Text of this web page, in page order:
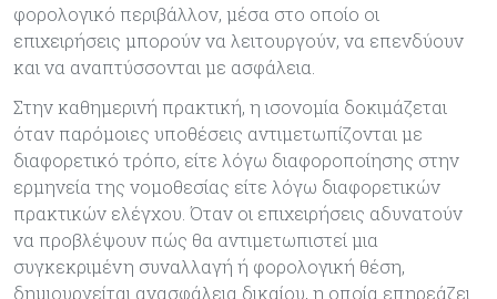
φορολογικό περιβάλλον, μέσα στο οποίο οι
επιχειρήσεις μπορούν να λειτουργούν, να επενδύουν
και να αναπτύσσονται με ασφάλεια.
Στην καθημερινή πρακτική, η ισονομία δοκιμάζεται
όταν παρόμοιες υποθέσεις αντιμετωπίζονται με
διαφορετικό τρόπο, είτε λόγω διαφοροποίησης στην
ερμηνεία της νομοθεσίας είτε λόγω διαφορετικών
πρακτικών ελέγχου. Όταν οι επιχειρήσεις αδυνατούν
να προβλέψουν πώς θα αντιμετωπιστεί μια
συγκεκριμένη συναλλαγή ή φορολογική θέση,
δημιουργείται ανασφάλεια δικαίου, η οποία επηρεάζει